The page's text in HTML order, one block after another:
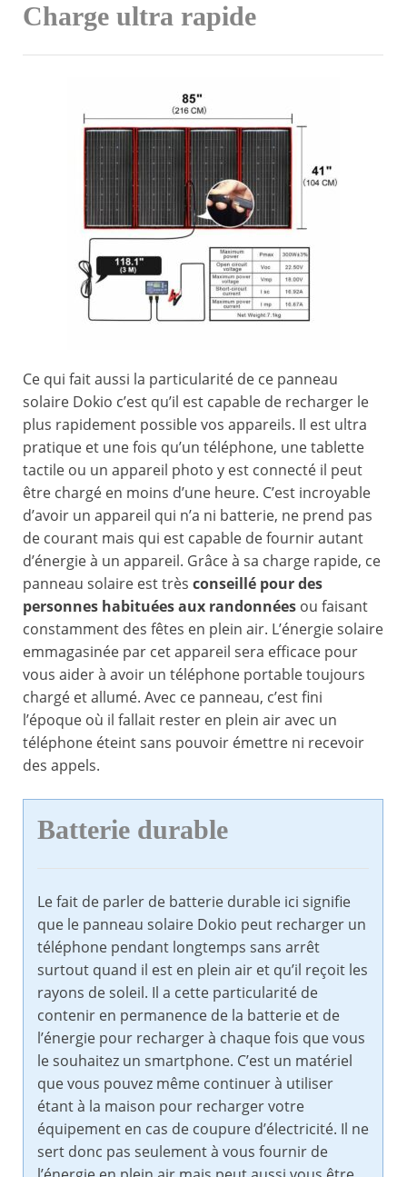
Charge ultra rapide
Ce qui fait aussi la particularité de ce panneau
solaire Dokio c’est qu’il est capable de recharger le
plus rapidement possible vos appareils. Il est ultra
pratique et une fois qu’un téléphone, une tablette
tactile ou un appareil photo y est connecté il peut
être chargé en moins d’une heure. C’est incroyable
d’avoir un appareil qui n’a ni batterie, ne prend pas
de courant mais qui est capable de fournir autant
d’énergie à un appareil. Grâce à sa charge rapide, ce
panneau solaire est très conseillé pour des
personnes habituées aux randonnées ou faisant
constamment des fêtes en plein air. L’énergie solaire
emmagasinée par cet appareil sera efficace pour
vous aider à avoir un téléphone portable toujours
chargé et allumé. Avec ce panneau, c’est fini
l’époque où il fallait rester en plein air avec un
téléphone éteint sans pouvoir émettre ni recevoir
des appels.
Batterie durable
Le fait de parler de batterie durable ici signifie
que le panneau solaire Dokio peut recharger un
téléphone pendant longtemps sans arrêt
surtout quand il est en plein air et qu’il reçoit les
rayons de soleil. Il a cette particularité de
contenir en permanence de la batterie et de
l’énergie pour recharger à chaque fois que vous
le souhaitez un smartphone. C’est un matériel
que vous pouvez même continuer à utiliser
étant à la maison pour recharger votre
équipement en cas de coupure d’électricité. Il ne
sert donc pas seulement à vous fournir de